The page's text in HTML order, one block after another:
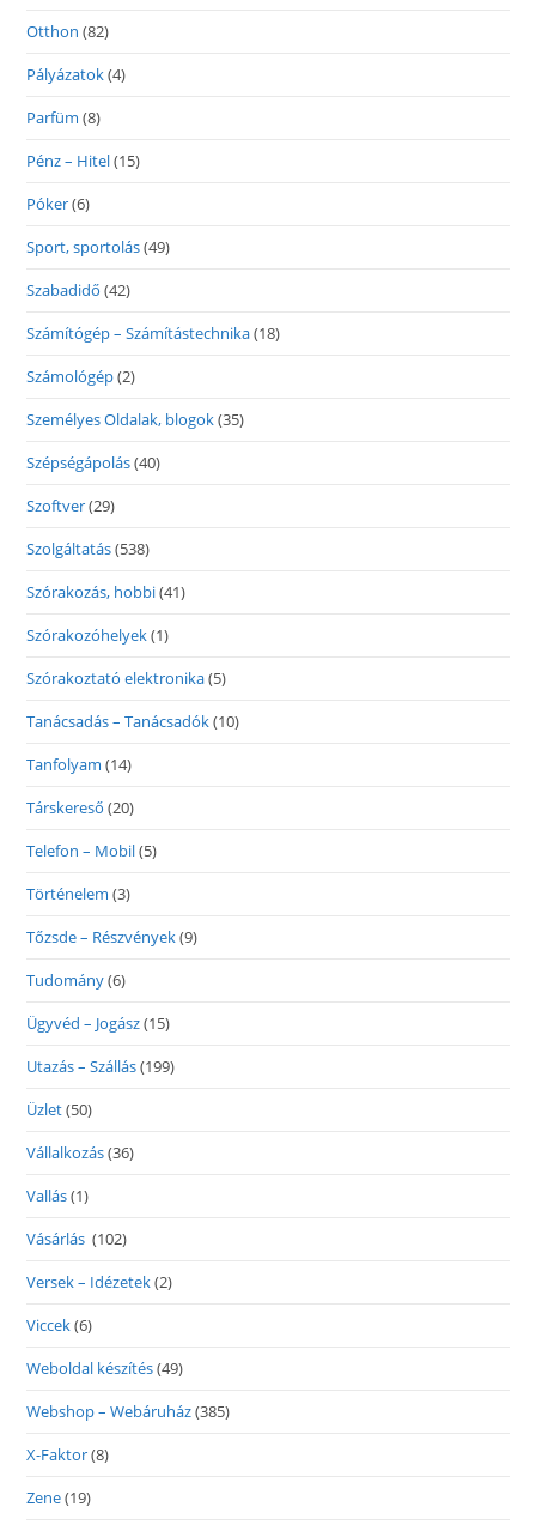
Otthon (82)
Pályázatok(4)
Parfüm (8)
Pénz – Hitel(15)
Póker(6)
Sport, sportolás(49)
Szabadidő (42)
Számítógép – Számítástechnika(18)
Számológép(2)
Személyes Oldalak, blogok(35)
Szépségápolás(40)
Szoftver(29)
Szolgáltatás(538)
Szórakozás, hobbi(41)
Szórakozóhelyek(1)
Szórakoztató elektronika(5)
Tanácsadás – Tanácsadók(10)
Tanfolyam (14)
Társkereső (20)
Telefon – Mobil(5)
Történelem (3)
Tőzsde – Részvények(9)
Tudomány(6)
Ügyvéd – Jogász(15)
Utazás – Szállás(199)
Üzlet(50)
Vállalkozás(36)
Vallás(1)
Vásárlás (102)
Versek – Idézetek(2)
Viccek(6)
Weboldal készítés(49)
Webshop – Webáruház(385)
X-Faktor(8)
Zene(19)